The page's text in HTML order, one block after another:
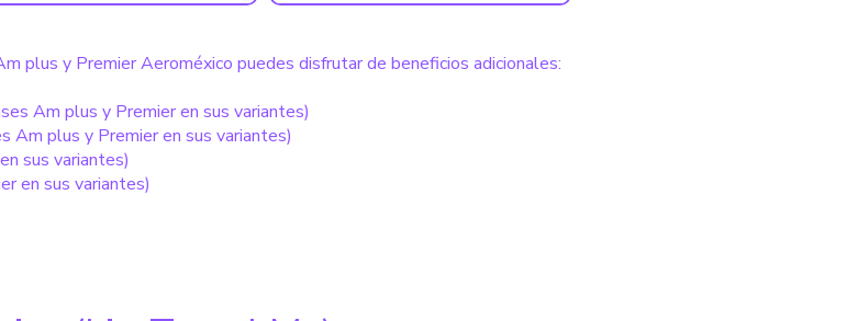
plus y Premier Aeroméxico puedes disfrutar de beneficios adicionales:
Am plus y Premier en sus variantes)
Am plus y Premier en sus variantes)
sus variantes)
en sus variantes)